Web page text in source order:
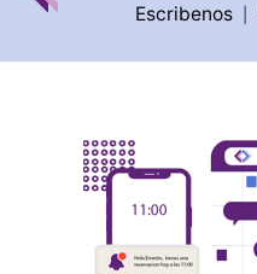
Escribenos